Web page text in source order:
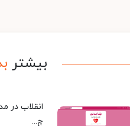
بیشتر
انقلاب در
چ...